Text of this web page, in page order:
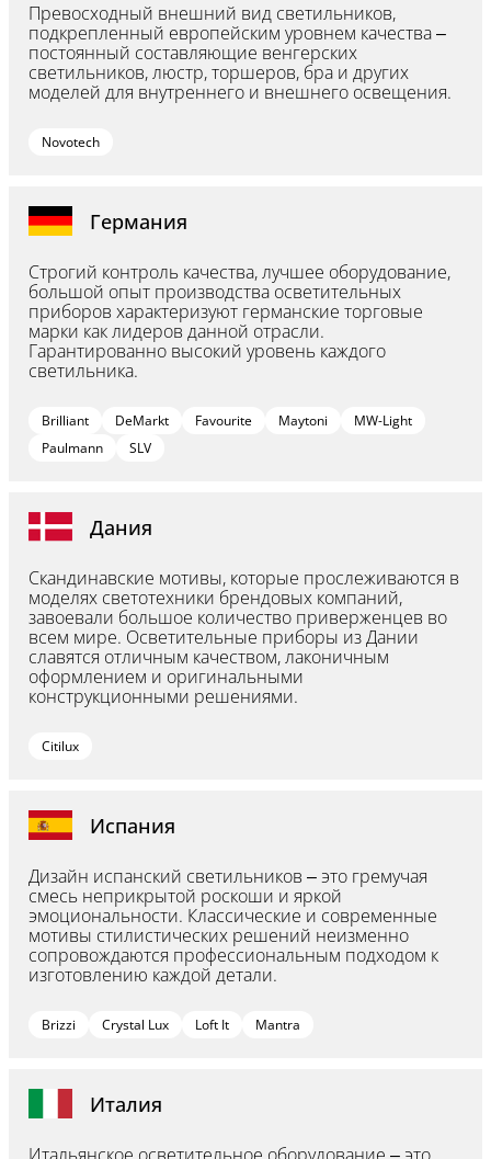
Превосходный внешний вид светильников,
подкрепленный европейским уровнем качества –
постоянный составляющие венгерских
светильников, люстр, торшеров, бра и других
моделей для внутреннего и внешнего освещения.
Novotech
Германия
Строгий контроль качества, лучшее оборудование,
большой опыт производства осветительных
приборов характеризуют германские торговые
марки как лидеров данной отрасли.
Гарантированно высокий уровень каждого
светильника.
Brilliant DeMarkt Favourite Maytoni
MW-Light
Paulmann
SLV
Дания
Скандинавские мотивы, которые прослеживаются в
моделях светотехники брендовых компаний,
завоевали большое количество приверженцев во
всем мире. Осветительные приборы из Дании
славятся отличным качеством, лаконичным
оформлением и оригинальными
конструкционными решениями.
Citilux
Испания
Дизайн испанский светильников – это гремучая
смесь неприкрытой роскоши и яркой
эмоциональности. Классические и современные
мотивы стилистических решений неизменно
сопровождаются профессиональным подходом к
изготовлению каждой детали.
Brizzi Crystal Lux Loft It Mantra
Италия